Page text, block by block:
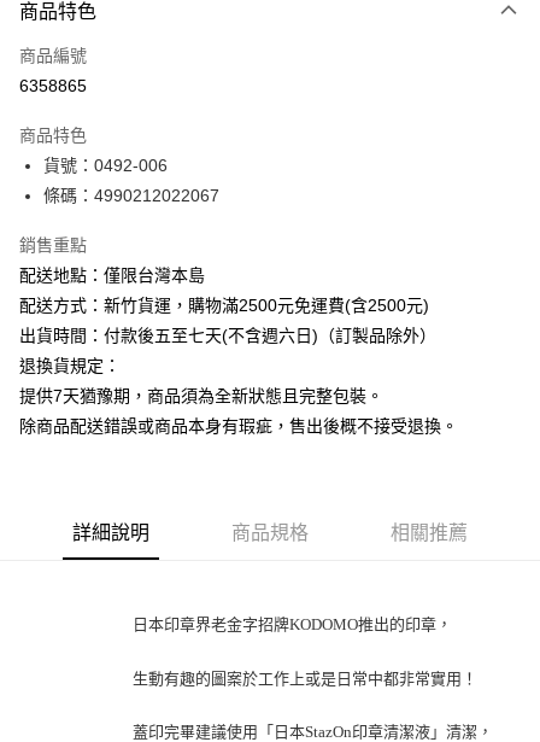
信用卡一次付款
Apple Pay
悠遊付
ATM付款
運送方式
下單前請先詢問庫存
每筆NT$130，滿NT$2,500(含以上)免運費
商品特色
商品編號
6358865
商品特色
貨號：0492-006
條碼：4990212022067
銷售重點
配送地點：僅限台灣本島
配送方式：新竹貨運，購物滿2500元免運費(含2500元)
出貨時間：付款後五至七天(不含週六日)（訂製品除外）
退換貨規定：
提供7天猶豫期，商品須為全新狀態且完整包裝。
除商品配送錯誤或商品本身有瑕疵，售出後概不接受退換。
詳細說明 商品規格 相關推薦
日本印章界老金字招牌KODOMO推出的印章，
生動有趣的圖案於工作上或是日常中都非常實用！
蓋印完畢建議使用「日本StazOn印章清潔液」清潔，